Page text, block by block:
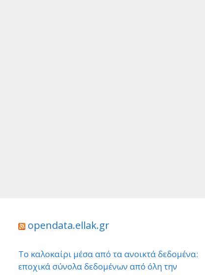
opendata.ellak.gr
Το καλοκαίρι μέσα από τα ανοικτά δεδομένα:
εποχικά σύνολα δεδομένων από όλη την